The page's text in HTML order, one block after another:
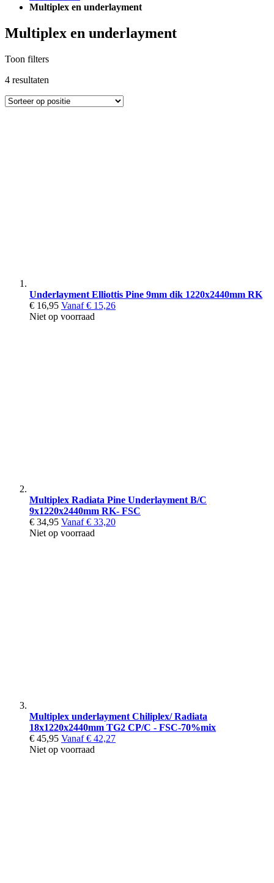
Multiplex en underlayment
Multiplex en underlayment
Toon filters
4 resultaten
Underlayment Elliottis Pine 9mm dik 1220x2440mm RK
€ 16,95 Vanaf € 15,26
Niet op voorraad
Multiplex Radiata Pine Underlayment B/C
9x1220x2440mm RK- FSC
€ 34,95 Vanaf € 33,20
Niet op voorraad
Multiplex underlayment Chiliplex/ Radiata
18x1220x2440mm TG2 CP/C - FSC-70%mix
€ 45,95 Vanaf € 42,27
Niet op voorraad